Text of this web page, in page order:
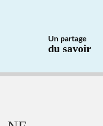
Un partage
du savoir